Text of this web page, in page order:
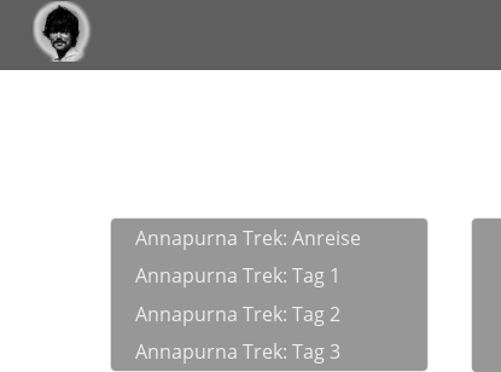
Annapurna Trek: Anreise
Annapurna Trek: Tag 1
Annapurna Trek: Tag 2
Annapurna Trek: Tag 3